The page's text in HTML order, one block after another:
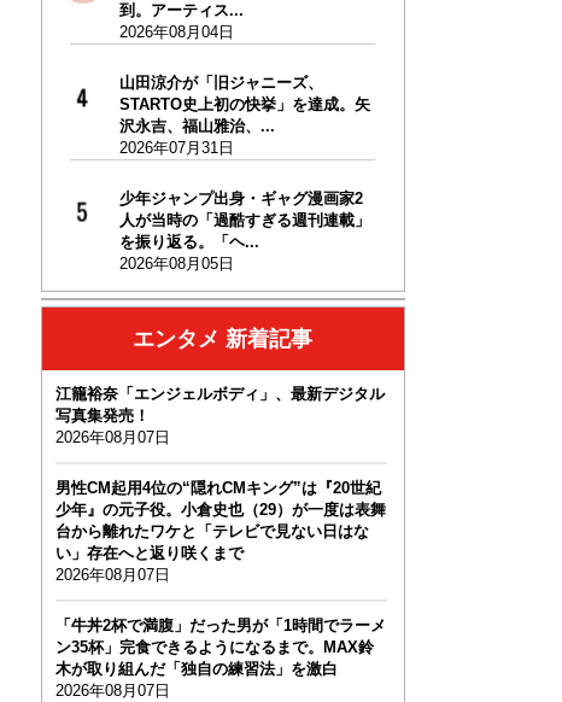
到。アーティス...
2026年08月04日
山田涼介が「旧ジャニーズ、
STARTO史上初の快挙」を達成。矢
沢永吉、福山雅治、...
2026年07月31日
少年ジャンプ出身・ギャグ漫画家2
人が当時の「過酷すぎる週刊連載」
を振り返る。「ヘ...
2026年08月05日
エンタメ 新着記事
江籠裕奈「エンジェルボディ」、最新デジタル
写真集発売！
2026年08月07日
男性CM起用4位の“隠れCMキング”は『20世紀
少年』の元子役。小倉史也（29）が一度は表舞
台から離れたワケと「テレビで見ない日はな
い」存在へと返り咲くまで
2026年08月07日
「牛丼2杯で満腹」だった男が「1時間でラーメ
ン35杯」完食できるようになるまで。MAX鈴
木が取り組んだ「独自の練習法」を激白
2026年08月07日